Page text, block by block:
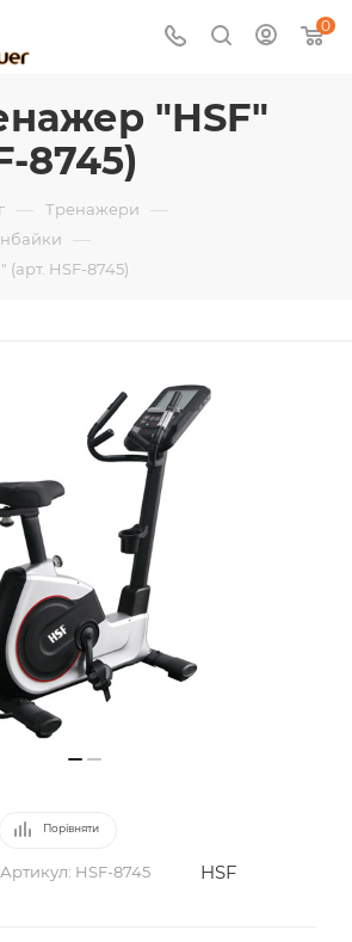
0
"HSF"
8745)
— Тренажери —
—
HSF-8745)
Порівняти
Артикул: HSF-8745 HSF